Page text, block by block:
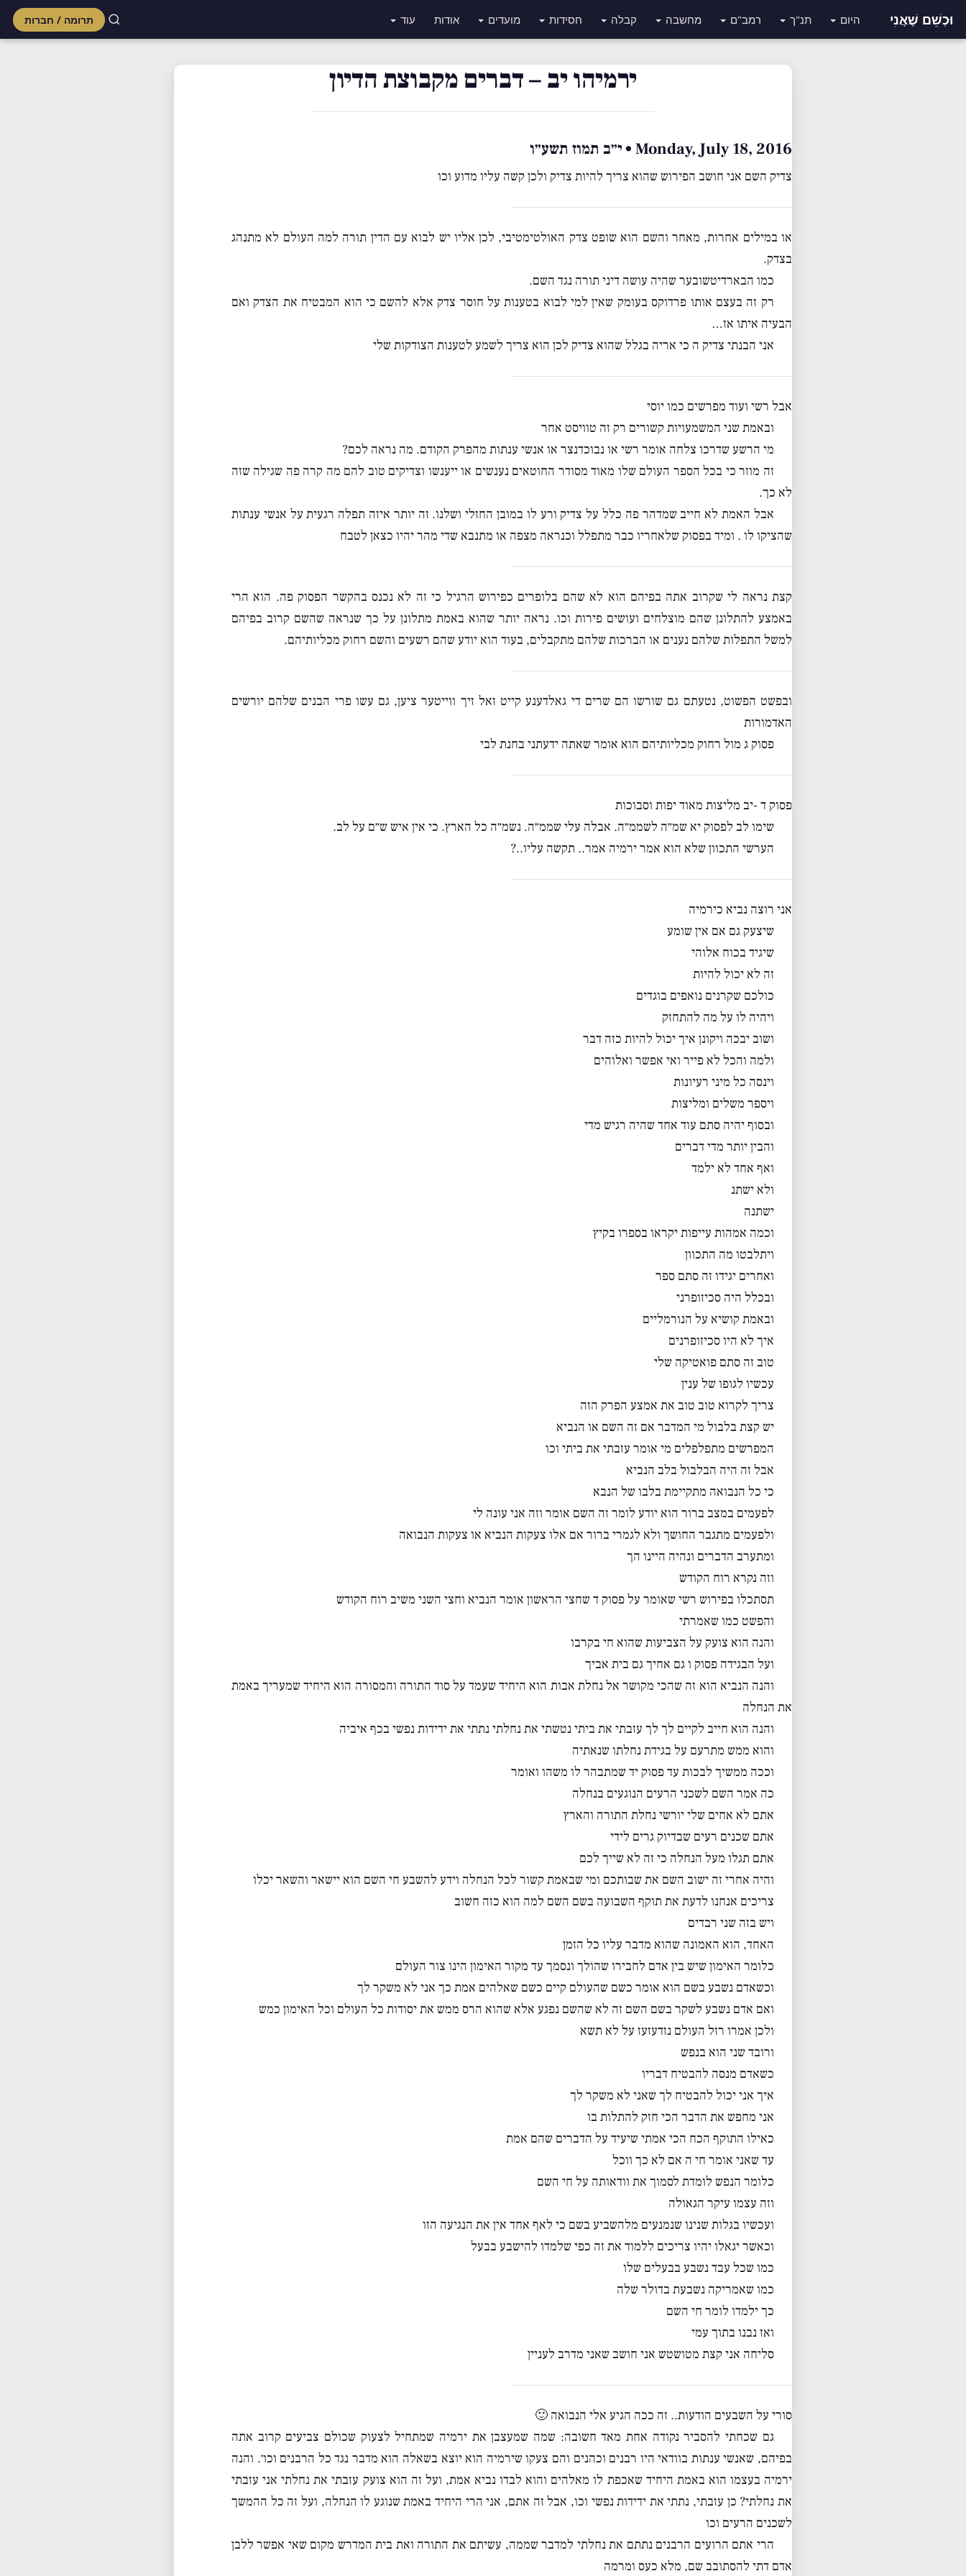
וּכְשֵׁם שֶׁאֲנִי היום תנ"ך רמב"ם מחשבה קבלה חסידות מועדים אודות עוד תרומה / חברות
ירמיהו יב – דברים מקבוצת הדיון
Monday, July 18, 2016 • י״ב תמוז תשע״ו
צדיק השם אני חושב הפירוש שהוא צריך להיות צדיק ולכן קשה עליו מדוע וכו
או במילים אחרות, מאחר והשם הוא שופט צדק האולטימטיבי, לכן אליו יש לבוא עם הדין תורה למה העולם לא מתנהג
בצדק.
כמו הבארדיטשובער שהיה עושה דיני תורה נגד השם.
רק זה בעצם אותו פרדוקס בעומק שאין למי לבוא בטענות על חוסר צדק אלא להשם כי הוא המבטיח את הצדק ואם
הבעיה איתו אז…
אני הבנתי צדיק ה כי אריה בגלל שהוא צדיק לכן הוא צריך לשמע לטענות הצודקות שלי
אבל רשי ועוד מפרשים כמו יוסי
ובאמת שני המשמעויות קשורים רק זה טוויסט אחר
מי הרשע שדרכו צלחה אומר רשי או נבוכדנצר או אנשי ענתות מהפרק הקודם. מה נראה לכם?
זה מוזר כי בכל הספר העולם שלו מאוד מסודר החוטאים נענשים או ייענשו וצדיקים טוב להם מה קרה פה שגילה שזה
לא כך.
אבל האמת לא חייב שמדהר פה כלל על צדיק ורע לו במובן החזלי ושלנו. זה יותר איזה תפלה רגעית על אנשי ענתות
שהציקו לו . ומיד בפסוק שלאחריו כבר מתפלל וכנראה מצפה או מתנבא שדי מהר יהיו כצאן לטבח
קצת נראה לי שקרוב אתה בפיהם הוא לא שהם בלופרים כפירוש הרגיל כי זה לא נכנס בהקשר הפסוק פה. הוא הרי
באמצע להתלונן שהם מוצלחים ועושים פירות וכו. נראה יותר שהוא באמת מתלונן על כך שנראה שהשם קרוב בפיהם
למשל התפלות שלהם נענים או הברכות שלהם מתקבלים, בעוד הוא יודע שהם רשעים והשם רחוק מכליותיהם.
ובפשט הפשוט, נטעתם גם שורשו הם שרים די גאלדענע קייט זאל זיך ווייטער ציען, גם עשו פרי הבנים שלהם יורשים
האדמורות
פסוק ג מול רחוק מכליותיהם הוא אומר שאתה ידעתני בחנת לבי
פסוק ד -יב מליצות מאוד יפות וסבוכות
שימו לב לפסוק יא שמ״ה לשממ״ה. אבלה עלי שממ״ה. נשמ״ה כל הארץ. כי אין איש ש״ם על לב.
הערשי התכוון שלא הוא אמר ירמיה אמר.. תקשה עליו..?
אני רוצה נביא כירמיה
שיצעק גם אם אין שומע
שיגיד בכוח אלוהי
זה לא יכול להיות
כולכם שקרנים נואפים בוגדים
ויהיה לו על מה להתחזק
ושוב יבכה ויקונן איך יכול להיות כזה דבר
ולמה והכל לא פייר ואי אפשר ואלוהים
וינסה כל מיני רעיונות
ויספר משלים ומליצות
ובסוף יהיה סתם עוד אחד שהיה רגיש מדי
והבין יותר מדי דברים
ואף אחד לא ילמד
ולא ישתנ
ישתנה
וכמה אמהות עייפות יקראו בספרו בקיץ
ויתלבטו מה התכוון
ואחרים יגידו זה סתם ספר
ובכלל היה סכיזופרני
ובאמת קושיא על הנורמליים
איך לא היו סכיזופרנים
טוב זה סתם פואטיקה שלי
עכשיו לגופו של ענין
צריך לקרוא טוב טוב את אמצע הפרק הזה
יש קצת בלבול מי המדבר אם זה השם או הנביא
המפרשים מתפלפלים מי אומר עזבתי את ביתי וכו
אבל זה היה הבלבול בלב הנביא
כי כל הנבואה מתקיימת בלבו של הנבא
לפעמים במצב ברור הוא יודע לומר זה השם אומר וזה אני עונה לי
ולפעמים מתגבר החושך ולא לגמרי ברור אם אלו צעקות הנביא או צעקות הנבואה
ומתערב הדברים ונהיה היינו הך
וזה נקרא רוח הקודש
תסתכלו בפירוש רשי שאומר על פסוק ד שחצי הראשון אומר הנביא וחצי השני משיב רוח הקודש
והפשט כמו שאמרתי
והנה הוא צועק על הצביעות שהוא חי בקרבו
ועל הבגידה פסוק ו גם אחיך גם בית אביך
והנה הנביא הוא זה שהכי מקושר אל נחלת אבות הוא היחיד שעמד על סוד התורה והמסורה הוא היחיד שמעריך באמת
את הנחלה
והנה הוא חייב לקיים לך לך עזבתי את ביתי נטשתי את נחלתי נתתי את ידידות נפשי בכף איביה
והוא ממש מתרעם על בגידת נחלתו שנאתיה
וככה ממשיך לבכות עד פסוק יד שמתבהר לו משהו ואומר
כה אמר השם לשכני הרעים הנוגעים בנחלה
אתם לא אחים שלי יורשי נחלת התורה והארץ
אתם שכנים רעים שבדיוק גרים לידי
אתם תגלו מעל הנחלה כי זה לא שייך לכם
והיה אחרי זה ישוב השם את שבותכם ומי שבאמת קשור לכל הנחלה וידע להשבע חי השם הוא יישאר והשאר יכלו
צריכים אנחנו לדעת את תוקף השבועה בשם השם למה הוא כזה חשוב
ויש בזה שני רבדים
האחד, הוא האמונה שהוא מדבר עליו כל הזמן
כלומר האימון שיש בין אדם לחבירו שהולך ונסמך עד מקור האימון הינו צור העולם
וכשאדם נשבע בשם הוא אומר כשם שהעולם קיים כשם שאלהים אמת כך אני לא משקר לך
ואם אדם נשבע לשקר בשם השם זה לא שהשם נפגע אלא שהוא הרס ממש את יסודות כל העולם וכל האימון כמש
ולכן אמרו רזל העולם נזדעזעז על לא תשא
ורובד שני הוא בנפש
כשאדם מנסה להבטיח דבריו
איך אני יכול להבטיח לך שאני לא משקר לך
אני מחפש את הדבר הכי חזק להתלות בו
כאילו התוקף הכח הכי אמתי שיעיד על הדברים שהם אמת
עד שאני אומר חי ה אם לא כך ווכל
כלומר הנפש לומדת לסמוך את וודאותה על חי השם
וזה עצמו עיקר הגאולה
ועכשיו בגלות שנינו שנמנעים מלהשביע בשם כי לאף אחד אין את הנגיעה הזו
וכאשר יגאלו יהיו צריכים ללמוד את זה כפי שלמדו להישבע בבעל
כמו שכל עבד נשבע בבעלים שלו
כמו שאמריקה נשבעת בדולר שלה
כך ילמדו לומר חי השם
ואז נבנו בתוך עמי
סליחה אני קצת מטושטש אני חושב שאני מדרב לעניין
סורי על השבעים הודעות.. זה ככה הגיע אלי הנבואה 🙂
גם שכחתי להסביר נקודה אחת מאד חשובה: שמה שמעצבן את ירמיה שמתחיל לצעוק שכולם צביעים קרוב אתה
בפיהם, שאנשי ענתות בוודאי היו רבנים וכהנים והם צעקו שירמיה הוא יוצא בשאלה הוא מדבר נגד כל הרבנים וכו׳. והנה
ירמיה בעצמו הוא באמת היחיד שאכפת לו מאלהים והוא לבדו נביא אמת, ועל זה הוא צועק עזבתי את נחלתי אני עזבתי
את נחלתי? כן עזבתי, נתתי את ידידות נפשי וכו, אבל זה אתם, אני הרי היחיד באמת שנוגע לו הנחלה, ועל זה כל ההמשך
לשכנים הרעים וכו
הרי אתם הרועים הרבנים נתתם את נחלתי למדבר שממה, עשיתם את התורה ואת בית המדרש מקום שאי אפשר ללבן
אדם דתי להסתובב שם, מלא כעס ומרמה